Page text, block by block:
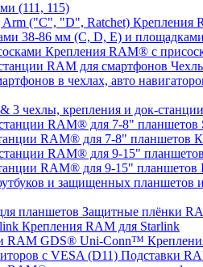
(111, 115)
Крепления
Крепления RAM® с
Защитные плёнки
Крепления RAM для Starlink
Подставки